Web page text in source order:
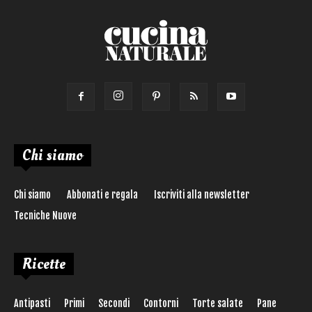
Chi siamo
Chi siamo Abbonati e regala
Iscriviti alla newsletter
Tecniche Nuove
Ricette
Antipasti Primi Secondi Contorni Torte salate Pane